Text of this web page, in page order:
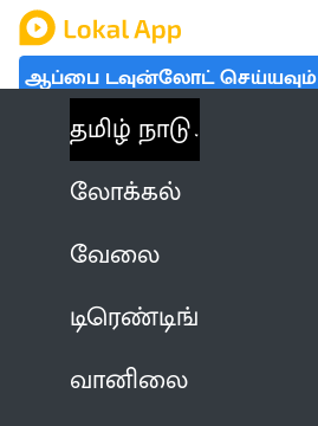
ஆப்பை டவுன்லோட் செய்யவும்
தமிழ் நாடு
லோக்கல்
வேலை
டிரெண்டிங்
வானிலை